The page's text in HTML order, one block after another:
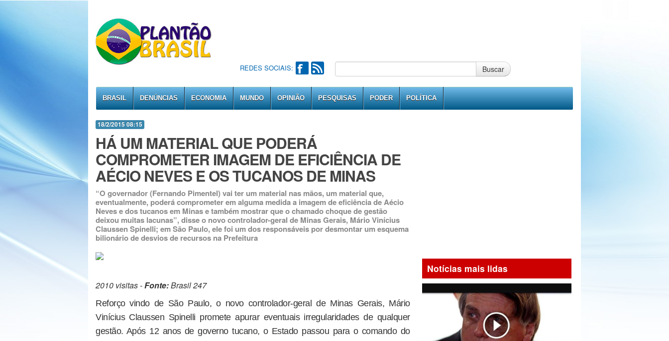
REDES SOCIAIS: Buscar
BRASIL DENÚNCIAS ECONOMIA MUNDO OPINIÃO PESQUISAS PODER POLÍTICA
18/2/2015 08:15
HÁ UM MATERIAL QUE PODERÁ
COMPROMETER IMAGEM DE EFICIÊNCIA DE
AÉCIO NEVES E OS TUCANOS DE MINAS
“O governador (Fernando Pimentel) vai ter um material nas mãos, um material que,
eventualmente, poderá comprometer em alguma medida a imagem de eficiência de Aécio
Neves e dos tucanos em Minas e também mostrar que o chamado choque de gestão
deixou muitas lacunas”, disse o novo controlador-geral de Minas Gerais, Mário Vinícius
Claussen Spinelli; em São Paulo, ele foi um dos responsáveis por desmontar um esquema
bilionário de desvios de recursos na Prefeitura
2010 visitas -Fonte:Brasil 247
Reforço vindo de São Paulo, o novo controlador-geral de Minas Gerais, Mário
Vinícius Claussen Spinelli promete apurar eventuais irregularidades de qualquer
gestão. Após 12 anos de governo tucano, o Estado passou para o comando do
Notícias mais lidas